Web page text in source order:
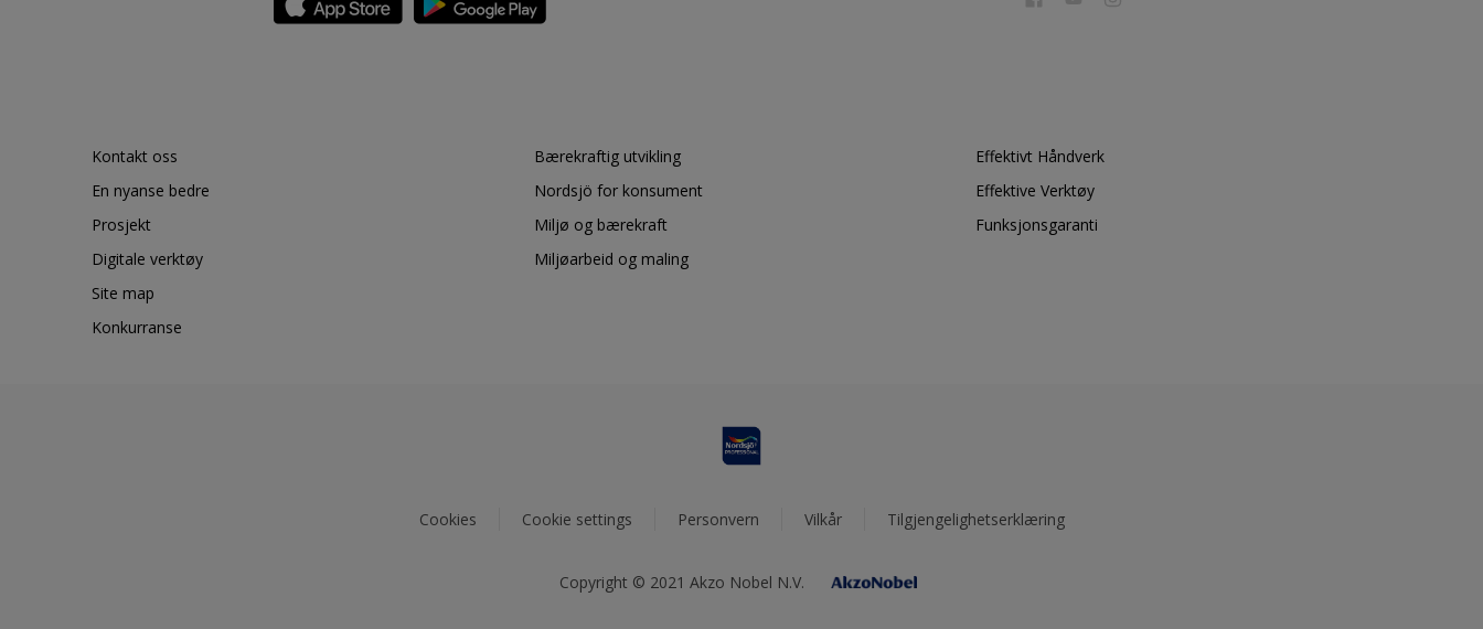
Kontakt oss
En nyanse bedre
Prosjekt
Digitale verktøy
Site map
Konkurranse
Bærekraftig utvikling
Nordsjö for konsument
Miljø og bærekraft
Miljøarbeid og maling
Effektivt Håndverk
Effektive Verktøy
Funksjonsgaranti
Cookies Cookie settings Personvern Vilkår Tilgjengelighetserklæring
Copyright © 2021 Akzo Nobel N.V.